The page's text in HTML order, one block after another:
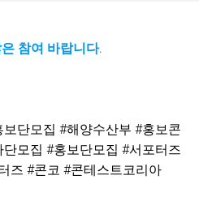
참여 바랍니다.
단모집 #해양수산부 #홍보콘
모집 #홍보단모집 #서포터즈
즈 #콘코 #콘테스트코리아